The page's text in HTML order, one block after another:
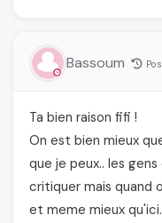
Bassoum
Ta bien raison fifi !
On est bien mieux
que je peux.. les
critiquer mais quand
et meme mieux qu'ici.